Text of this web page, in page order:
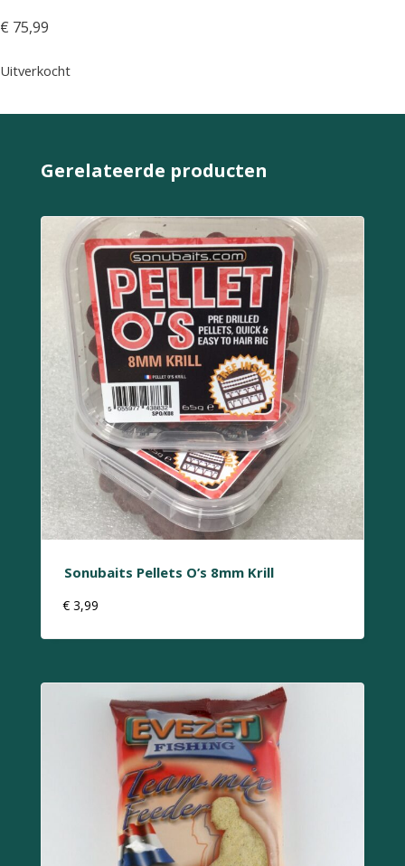
€ 75,99
Uitverkocht
Gerelateerde producten
Sonubaits Pellets O’s 8mm Krill
€ 3,99